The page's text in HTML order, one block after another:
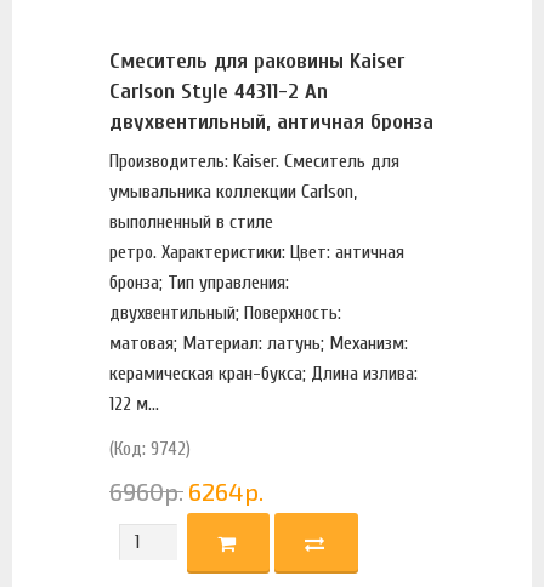
Смеситель для раковины Kaiser
Carlson Style 44311-2 An
двухвентильный, античная бронза
Производитель: Kaiser. Смеситель для
умывальника коллекции Carlson,
выполненный в стиле
ретро. Характеристики: Цвет: античная
бронза; Тип управления:
двухвентильный; Поверхность:
матовая; Материал: латунь; Механизм:
керамическая кран-букса; Длина излива:
122 м...
(Код: 9742)
6960р. 6264р.